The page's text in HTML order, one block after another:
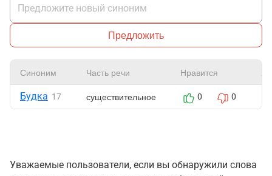
Предложить
Синоним Часть речи Нравится
Будка 17 существительное 0 0
Уважаемые пользователи, если вы обнаружили слова